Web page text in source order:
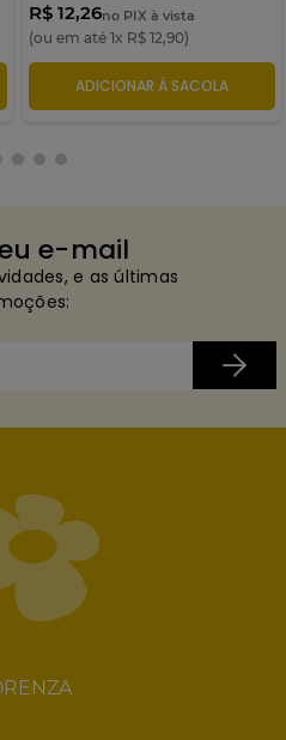
R$ 12,26no PIX à vista
(ou em até 1x R$ 12,90)
ADICIONAR À SACOLA
e-mail
e as últimas